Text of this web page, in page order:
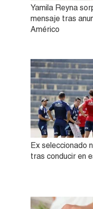
Yamila Reyna
mensaje tras
Américo
Ex seleccionado
tras conducir en